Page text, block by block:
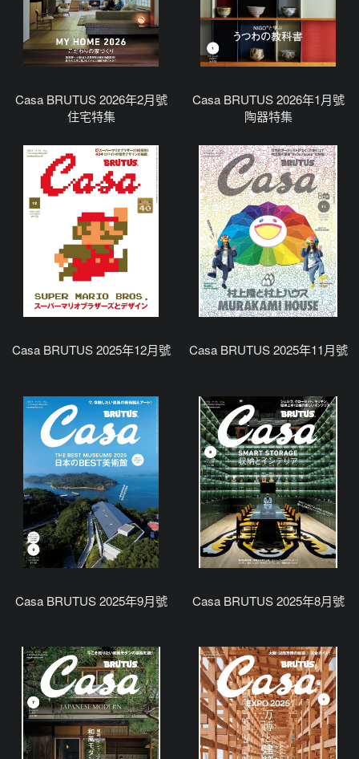
Casa BRUTUS 2026年2月號
住宅特集
Casa BRUTUS 2026年1月號
陶器特集
Casa BRUTUS 2025年12月號 Casa BRUTUS 2025年11月號
Casa BRUTUS 2025年9月號 Casa BRUTUS 2025年8月號